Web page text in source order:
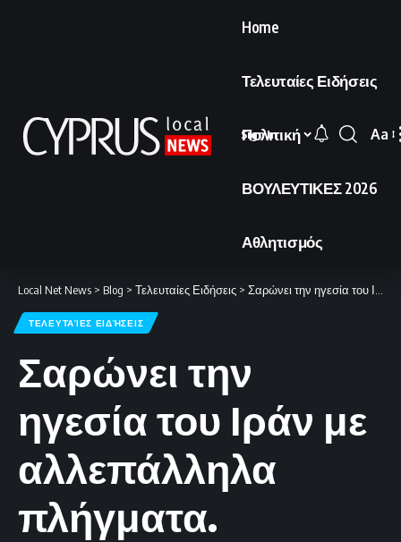
Home
Τελευταίες Ειδήσεις
Πολιτική
ΒΟΥΛΕΥΤΙΚΕΣ 2026
Αθλητισμός
Sign In
Font
Aa
Local Net News > Blog > Τελευταίες Ειδήσεις > Σαρώνει την ηγεσία του Ιράν με αλλεπάλληλα πλήγματα.
ΤΕΛΕΥΤΑΊΕΣ ΕΙΔΉΣΕΙΣ
Σαρώνει την
ηγεσία του Ιράν με
αλλεπάλληλα
πλήγματα.